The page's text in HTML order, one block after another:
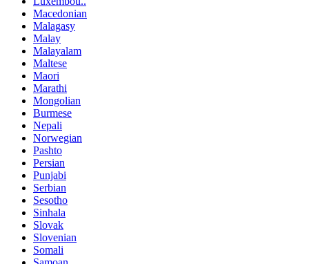
Macedonian
Malagasy
Malay
Malayalam
Maltese
Maori
Marathi
Mongolian
Burmese
Nepali
Norwegian
Pashto
Persian
Punjabi
Serbian
Sesotho
Sinhala
Slovak
Slovenian
Somali